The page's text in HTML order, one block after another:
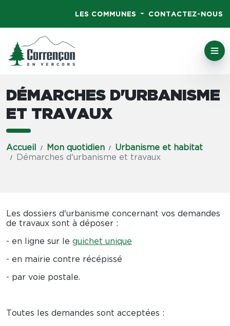
LES COMMUNES CONTACTEZ-NOUS
DÉMARCHES D'URBANISME
ET TRAVAUX
Accueil Mon quotidien
Urbanisme et habitat
Démarches d'urbanisme et travaux
Les dossiers d'urbanisme concernant vos demandes
de travaux sont à déposer :
- en ligne sur le guichet unique
- en mairie contre récépissé
- par voie postale.
Toutes les demandes sont acceptées :